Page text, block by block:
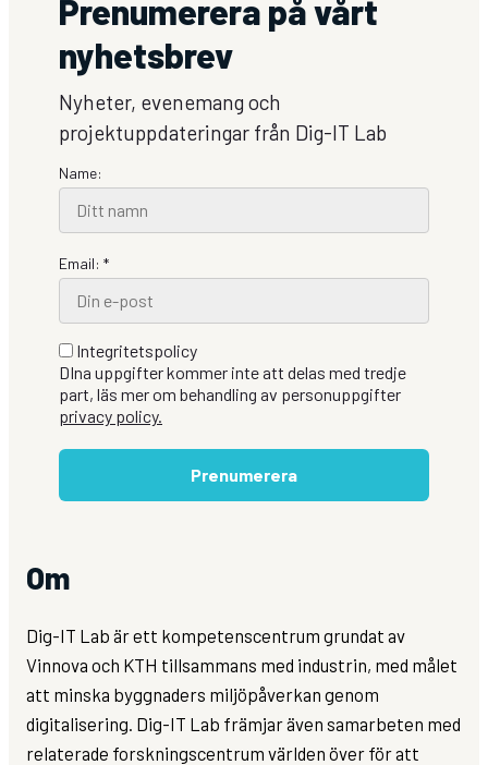
Prenumerera på vårt
nyhetsbrev
Nyheter, evenemang och
projektuppdateringar från Dig-IT Lab
Name:
Email: *
Integritetspolicy
DIna uppgifter kommer inte att delas med tredje
part, läs mer om behandling av personuppgifter
privacy policy.
Prenumerera
Om
Dig-IT Lab är ett kompetenscentrum grundat av
Vinnova och KTH tillsammans med industrin, med målet
att minska byggnaders miljöpåverkan genom
digitalisering. Dig-IT Lab främjar även samarbeten med
relaterade forskningscentrum världen över för att